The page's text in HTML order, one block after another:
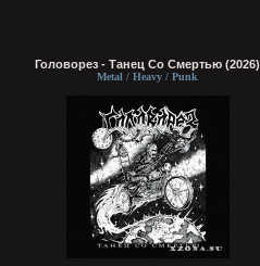
Головорез - Tанец Со Смертью (2026)
Metal / Heavy / Punk